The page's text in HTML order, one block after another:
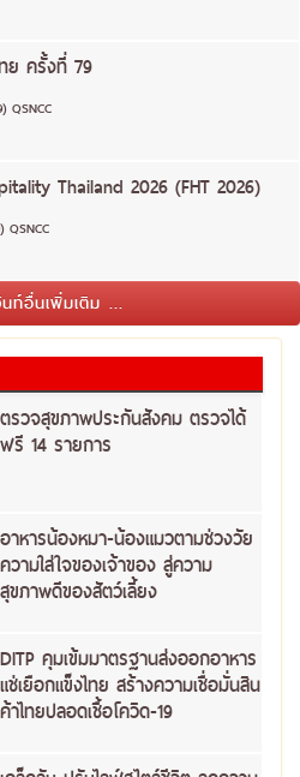
ย ครั้งที่ 79
QSNCC
Thailand 2026 (FHT 2026)
QSNCC
นท์อื่นเพิ่มเติม ...
ตรวจสุขภาพประกันสังคม ตรวจได้
ฟรี 14 รายการ
อาหารน้องหมา-น้องแมวตามช่วงวัย
ความใส่ใจของเจ้าของ สู่ความ
สุขภาพดีของสัตว์เลี้ยง
DITP คุมเข้มมาตรฐานส่งออกอาหาร
แช่เยือกแข็งไทย สร้างความเชื่อมั่นสิน
ค้าไทยปลอดเชื้อโควิด-19